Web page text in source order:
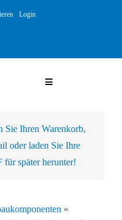
Login
Toggle
Ihren Warenkorb,
oder laden Sie Ihre
für später herunter!
»